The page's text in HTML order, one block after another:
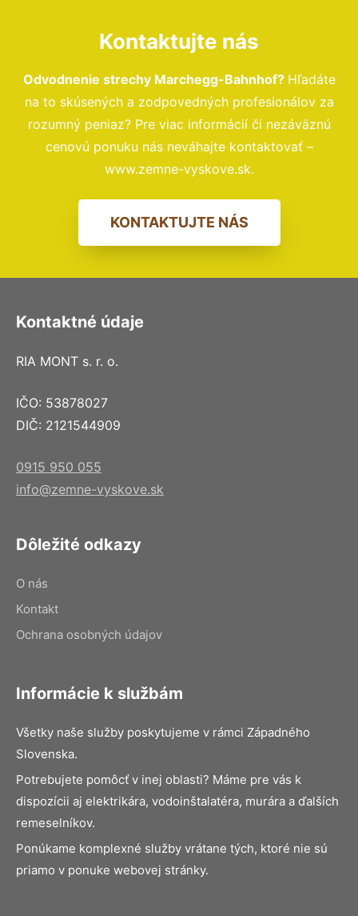
Kontaktujte nás
Odvodnenie strechy Marchegg-Bahnhof? Hľadáte
na to skúsených a zodpovedných profesionálov za
rozumný peniaz? Pre viac informácií či nezáväznú
cenovú ponuku nás neváhajte kontaktovať –
www.zemne-vyskove.sk.
KONTAKTUJTE NÁS
Kontaktné údaje
RIA MONT s. r. o.
IČO: 53878027
DIČ: 2121544909
0915 950 055
info@zemne-vyskove.sk
Dôležité odkazy
O nás
Kontakt
Ochrana osobných údajov
Informácie k službám
Všetky naše služby poskytujeme v rámci Západného
Slovenska.
Potrebujete pomôcť v inej oblasti? Máme pre vás k
dispozícii aj elektrikára, vodoinštalatéra, murára a ďalších
remeselníkov.
Ponúkame komplexné služby vrátane tých, ktoré nie sú
priamo v ponuke webovej stránky.